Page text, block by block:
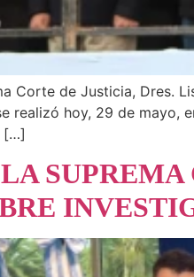
Corte de Justicia, Dres.
realizó hoy, 29 de mayo,
[…]